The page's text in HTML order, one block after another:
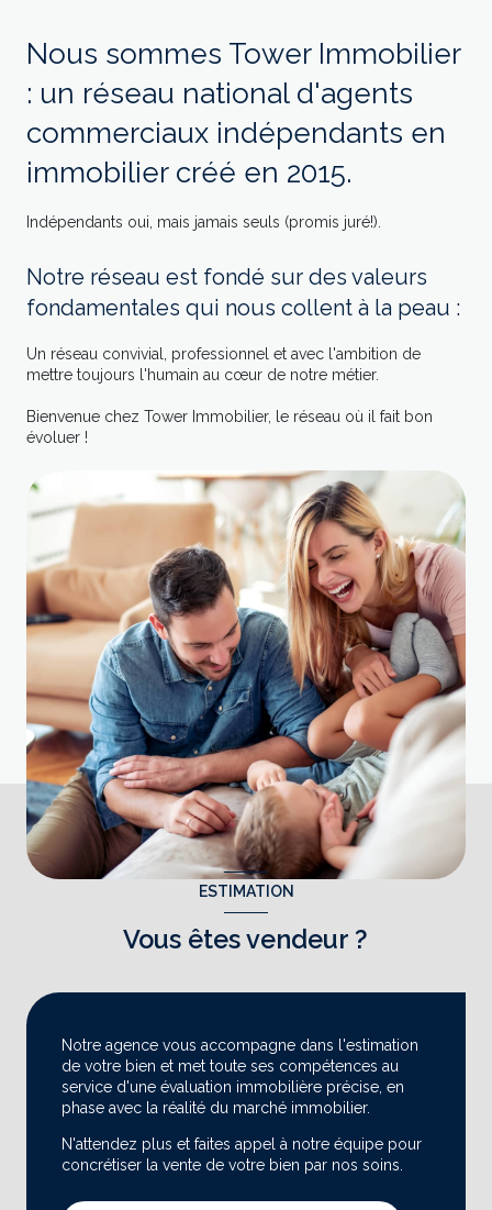
Nous sommes Tower Immobilier
: un réseau national d'agents
commerciaux indépendants en
immobilier créé en 2015.
Indépendants oui, mais jamais seuls (promis juré!).
Notre réseau est fondé sur des valeurs
fondamentales qui nous collent à la peau :
Un réseau convivial, professionnel et avec l'ambition de
mettre toujours l'humain au cœur de notre métier.
Bienvenue chez Tower Immobilier, le réseau où il fait bon
évoluer !
ESTIMATION
Vous êtes vendeur ?
Notre agence vous accompagne dans l'estimation
de votre bien et met toute ses compétences au
service d'une évaluation immobilière précise, en
phase avec la réalité du marché immobilier.
N'attendez plus et faites appel à notre équipe pour
concrétiser la vente de votre bien par nos soins.